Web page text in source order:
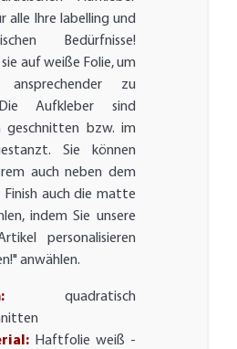
alle Ihre labelling und
Bedürfnisse!
sie auf weiße Folie, um
zu
Aufkleber sind
geschnitten bzw. im
Sie können
auch neben dem
Finish auch die matte
indem Sie unsere
personalisieren
anwählen.
quadratisch
Haftfolie weiß -